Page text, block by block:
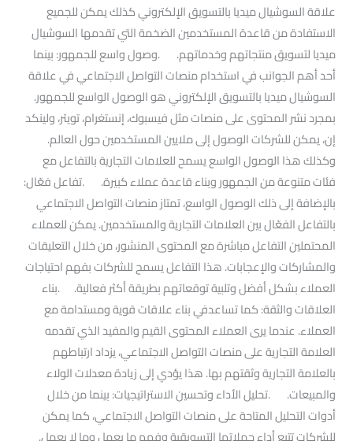
علاقة السوشيال ميديا بالتسويق الإلكتروني كذلك يمكن للجميع
الاستفادة من قاعدة المستخدمين الضخمة التي تقدمها السوشيال
ميديا لتسويق منتجاتهم وخدماتهم. .وصول واسع للجمهور: بينما
أحد أهم الجوانب في استخدام منصات التواصل الاجتماعي في علاقة
السوشيال ميديا بالتسويق الإلكتروني هو الوصول الواسع للجمهور.
بمجرد نشر المحتوى على منصات مثل فيسبوك، إنستغرام، تويتر، ولينكد
إن، يمكن للشركات الوصول إلى ملايين المستخدمين حول العالم.
وكذلك هذا الوصول الواسع يسمح للعلامات التجارية بالتفاعل مع
فئات متنوعة من الجمهور وبناء قاعدة عملاء كبيرة. .تفاعل فعّال:
بالإضافة إلى ذلك الوصول الواسع، تمتاز منصات التواصل الاجتماعي
بالتفاعل الفعّال بين العلامات التجارية والمستخدمين. يمكن للعملاء
المحتملين التفاعل مباشرة مع المحتوى المنشور، من خلال التعليقات
والمشاركات والإعجابات. هذا التفاعل يسمح للشركات بفهم احتياجات
العملاء بشكل أفضل وتلبية توقعاتهم بطريقة أكثر فعالية. .بناء
العلاقات والثقة: كما تساعدفي بناء علاقات قوية ومستدامة مع
العملاء. عندما يرى العملاء المحتوى القيم والمفيد الذي تقدمه
العلامة التجارية على منصات التواصل الاجتماعي، يزداد ارتباطهم
بالعلامة التجارية وثقتهم بها. هذا يؤدي إلى زيادة معدلات الولاء
والمبيعات. .تحليل الأداء وتحسين الاستراتيجيات: بينما من خلال
أدوات التحليل المتاحة على منصات التواصل الاجتماعي، كما يمكن
للشركات تتبع أداء حملاتها التسويقية وفهم ما يعمل وما لا يعمل.